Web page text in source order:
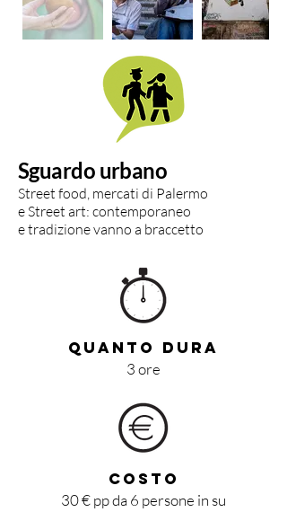
Sguardo urbano
Street food, mercati di Palermo
e Street art: contemporaneo
e tradizione vanno a braccetto
QUANTO DURA
3 ore
COSTO
30 € pp da 6 persone in su